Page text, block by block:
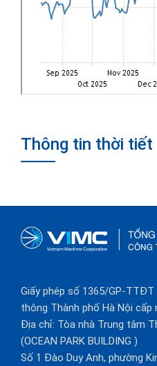
Thông tin thời tiết
Giấy phép số 1365/GP-
thông Thành phố Hà Nội cấp
Địa chỉ: Tòa nhà Trung tâm
(OCEAN PARK BUILDING )
Số 1 Đào Duy Anh, phường